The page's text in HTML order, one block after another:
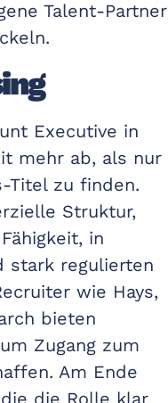
Talent-Partner
Executive in
mehr ab, als nur
Titel zu finden.
Struktur,
in
stark regulierten
wie Hays,
bieten
Zugang zum
Am Ende
die Rolle klar